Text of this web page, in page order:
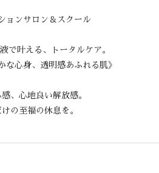
ョンサロン＆スクール
で叶える、トータルケア。
な心身、透明感あふれる肌》
、心地良い解放感。
の至福の休息を。